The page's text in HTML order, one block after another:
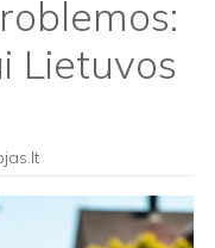
Lietuvos